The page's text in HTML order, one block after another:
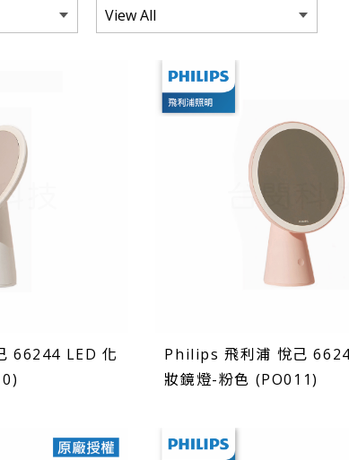
66244 LED 化
Philips 飛利浦 悅己
妝鏡燈-粉色 (PO011)